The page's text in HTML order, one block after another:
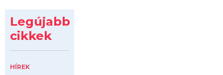
Legújabb
cikkek
HÍREK